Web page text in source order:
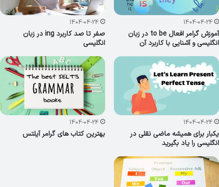
1404-04-24
آموزش گرامر افعال to be در زبان
انگلیسی و آشنایی با کاربرد آن
1404-04-24
صفر تا صد کاربرد ing در زبان
انگلیسی
1404-04-24
یکبار برای همیشه ماضی نقلی در
انگلیسی را یاد بگیرید
1404-04-24
بهترین کتاب های گرامر آیلتس